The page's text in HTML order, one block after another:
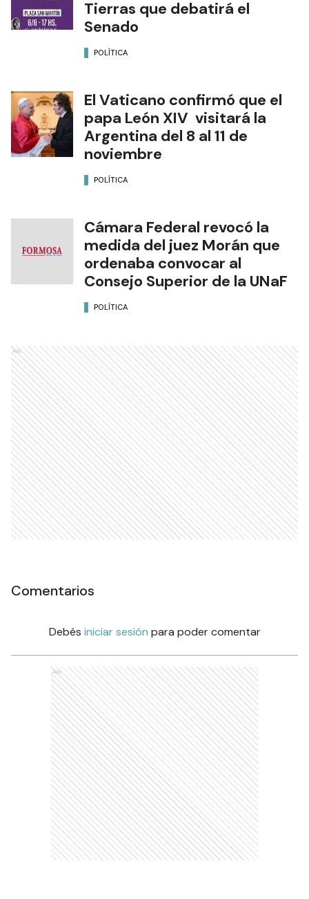
Tierras que debatirá el
Senado
POLÍTICA
El Vaticano confirmó que el
papa León XIV visitará la
Argentina del 8 al 11 de
noviembre
POLÍTICA
Cámara Federal revocó la
medida del juez Morán que
ordenaba convocar al
Consejo Superior de la UNaF
POLÍTICA
Ads
Comentarios
Debés iniciar sesión para poder comentar
Ads